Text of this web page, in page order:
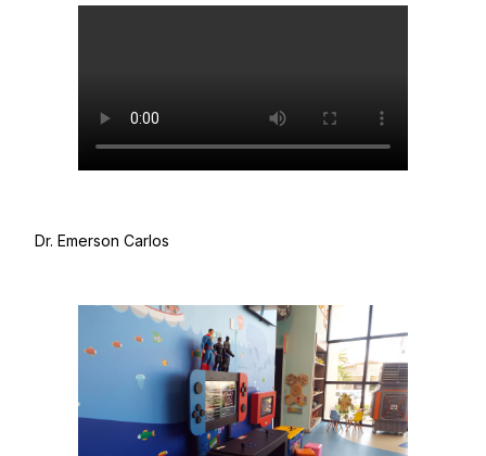
Dr. Emerson Carlos